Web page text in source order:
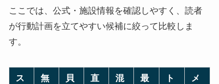
ここでは、公式・施設情報を確認しやすく、読者
が行動計画を立てやすい候補に絞って比較しま
す。
ス
無
貝
直
混
最
ト
メ